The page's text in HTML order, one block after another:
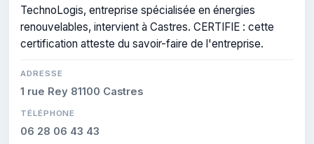
TechnoLogis, entreprise spécialisée en énergies
renouvelables, intervient à Castres. CERTIFIE : cette
certification atteste du savoir-faire de l'entreprise.
ADRESSE
1 rue Rey 81100 Castres
TÉLÉPHONE
06 28 06 43 43